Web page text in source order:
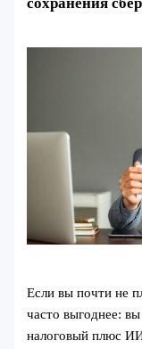
Если вы почти не
часто выгоднее:
налоговый плюс